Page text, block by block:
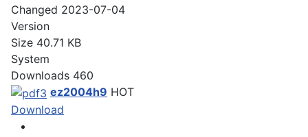
Changed 2023-07-04
Version
Size 40.71 KB
System
Downloads 460
ez2004h9 HOT
Download